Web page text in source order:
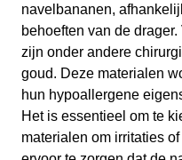
navelbananen,
behoeften van de
zijn onder andere
goud. Deze materialen
hun hypoallergene
Het is essentieel om te
materialen om irritaties